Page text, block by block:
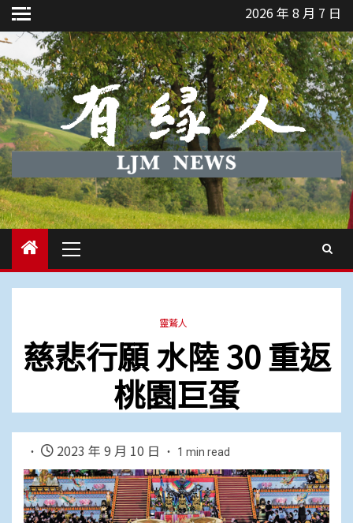
Skip
to
content
2026 年 8 月 7 日
Menu
靈鷲人
慈悲行願 水陸 30 重返
桃園巨蛋
2023 年 9 月 10 日 1 min read